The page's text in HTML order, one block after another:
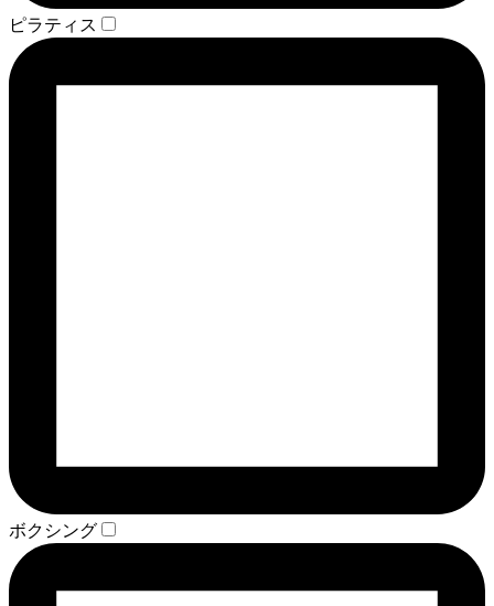
ピラティス
ボクシング